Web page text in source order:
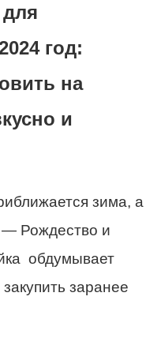
год:
на
и
зима, а
— Рождество и
обдумывает
заранее